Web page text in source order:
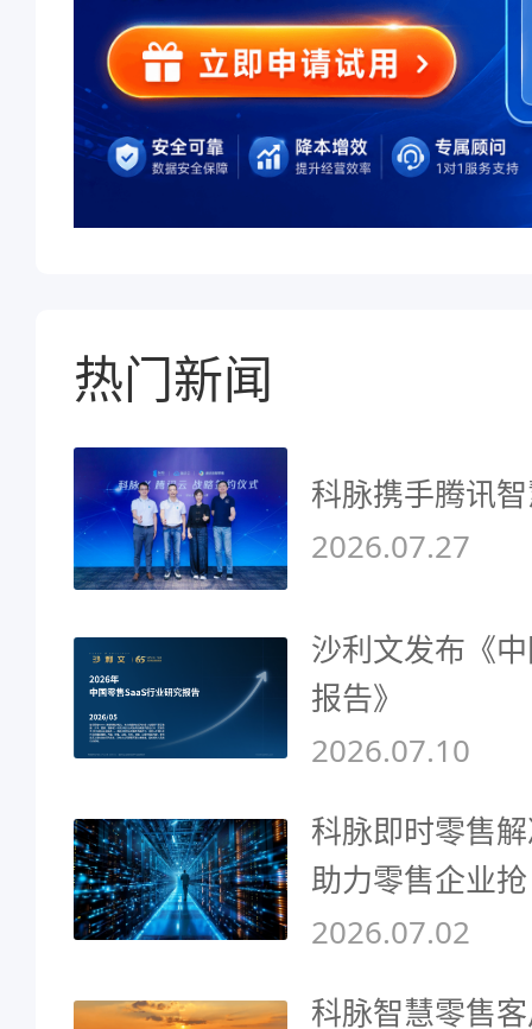
热门新闻
科脉携手腾讯
2026.07.27
沙利文发布《
报告》
2026.07.10
科脉即时零售
助力零售企业
2026.07.02
科脉智慧零售